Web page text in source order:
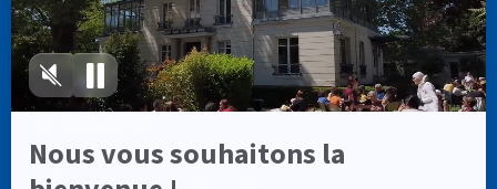
CASSIOPÉE FORMATION
info@cassiopee-formation.com